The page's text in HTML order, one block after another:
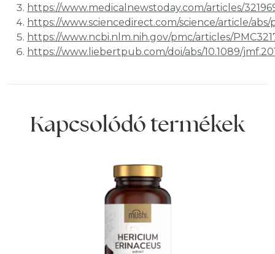
https://www.medicalnewstoday.com/articles/
https://www.sciencedirect.com/science/article/
https://www.ncbi.nlm.nih.gov/pmc/articles/
https://www.liebertpub.com/doi/abs/10.1089/
Kapcsolódó termékek